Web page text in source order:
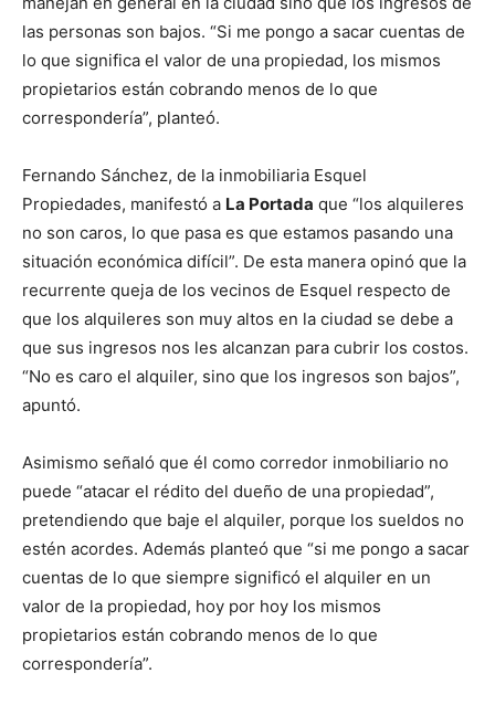
las personas son bajos. “Si me pongo a sacar cuentas de
lo que significa el valor de una propiedad, los mismos
propietarios están cobrando menos de lo que
correspondería”, planteó.
Fernando Sánchez, de la inmobiliaria Esquel
Propiedades, manifestó a La Portada que “los alquileres
no son caros, lo que pasa es que estamos pasando una
situación económica difícil”. De esta manera opinó que la
recurrente queja de los vecinos de Esquel respecto de
que los alquileres son muy altos en la ciudad se debe a
que sus ingresos nos les alcanzan para cubrir los costos.
“No es caro el alquiler, sino que los ingresos son bajos”,
apuntó.
Asimismo señaló que él como corredor inmobiliario no
puede “atacar el rédito del dueño de una propiedad”,
pretendiendo que baje el alquiler, porque los sueldos no
estén acordes. Además planteó que “si me pongo a sacar
cuentas de lo que siempre significó el alquiler en un
valor de la propiedad, hoy por hoy los mismos
propietarios están cobrando menos de lo que
correspondería”.